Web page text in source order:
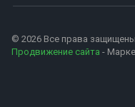
© 2026 Все права
Продвижение сайта -